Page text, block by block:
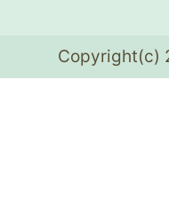
Copyright(c)